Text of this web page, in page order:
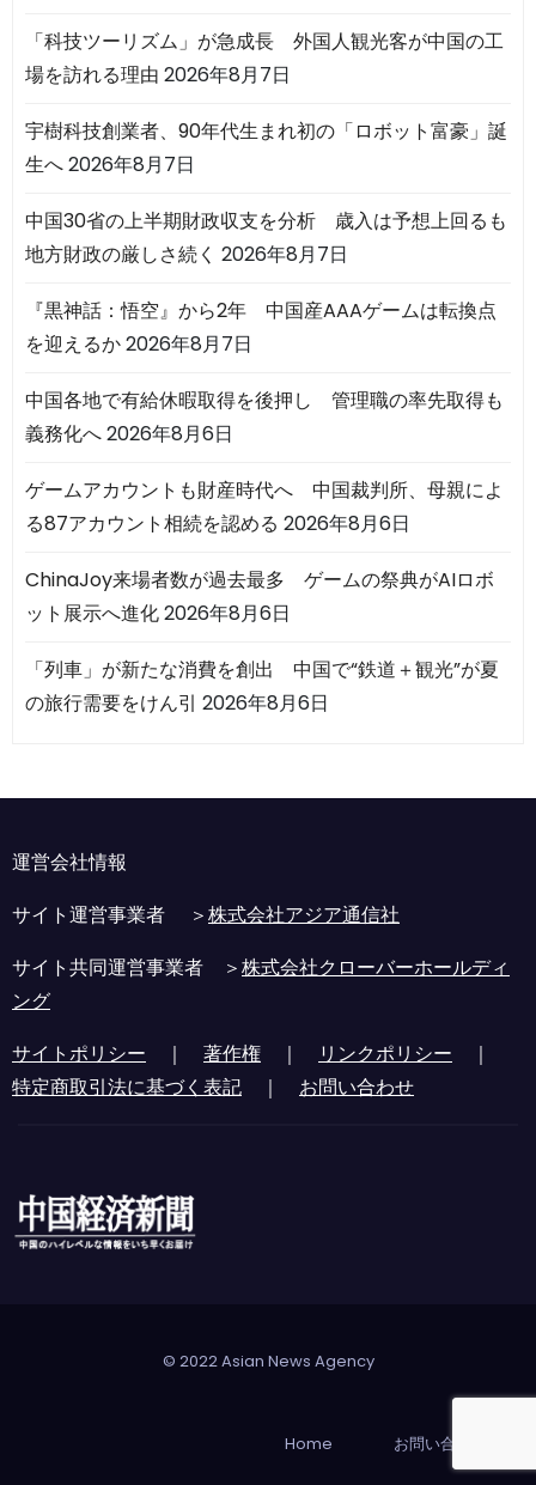
「科技ツーリズム」が急成長 外国人観光客が中国の工
場を訪れる理由 2026年8月7日
宇樹科技創業者、90年代生まれ初の「ロボット富豪」誕
生へ2026年8月7日
中国30省の上半期財政収支を分析 歳入は予想上回るも
地方財政の厳しさ続く 2026年8月7日
『黒神話：悟空』から2年 中国産AAAゲームは転換点
を迎えるか2026年8月7日
中国各地で有給休暇取得を後押し 管理職の率先取得も
義務化へ2026年8月6日
ゲームアカウントも財産時代へ 中国裁判所、母親によ
る87アカウント相続を認める 2026年8月6日
ChinaJoy来場者数が過去最多 ゲームの祭典がAIロボ
ット展示へ進化2026年8月6日
「列車」が新たな消費を創出 中国で“鉄道＋観光”が夏
の旅行需要をけん引 2026年8月6日
運営会社情報
サイト運営事業者 ＞株式会社アジア通信社
サイト共同運営事業者 ＞株式会社クローバーホールディ
ング
サイトポリシー ｜ 著作権 ｜ リンクポリシー ｜
特定商取引法に基づく表記 ｜ お問い合わせ
© 2022 Asian News Agency
Home お問い合わせ